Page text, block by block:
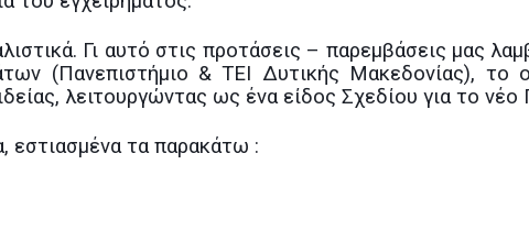
Γι αυτό στις προτάσεις – παρεμβάσεις μας
(Πανεπιστήμιο & ΤΕΙ Δυτικής Μακεδονίας), το
λειτουργώντας ως ένα είδος Σχεδίου για το νέο
εστιασμένα τα παρακάτω :